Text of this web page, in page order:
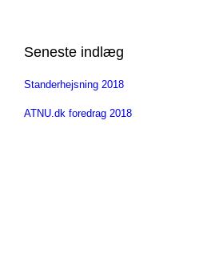
Seneste indlæg
Standerhejsning 2018
ATNU.dk foredrag 2018